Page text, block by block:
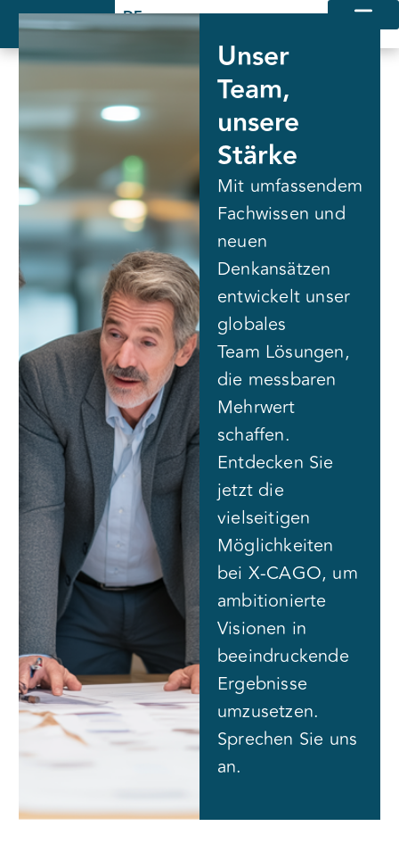
Unser
Team,
unsere
Stärke
Mit umfassendem
Fachwissen und
neuen
Denkansätzen
entwickelt unser
globales
Team Lösungen,
die messbaren
Mehrwert
schaffen.
Entdecken Sie
jetzt die
vielseitigen
Möglichkeiten
bei X-CAGO, um
ambitionierte
Visionen in
beeindruckende
Ergebnisse
umzusetzen.
Sprechen Sie uns
an.